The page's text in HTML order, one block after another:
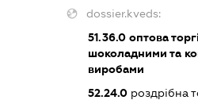
dossier.kveds:
51.36.0оптова
шоколадними та
виробами
52.24.0роздрібна